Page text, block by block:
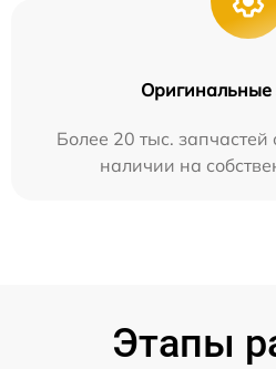
Оригинальные
Более 20 тыс. запчастей
наличии на
Этапы